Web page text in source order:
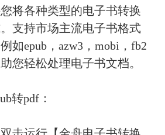
将各种类型的电子书转换
支持市场主流电子书格式
如epub，azw3，mobi，fb2
您轻松处理电子书文档。
转pdf：